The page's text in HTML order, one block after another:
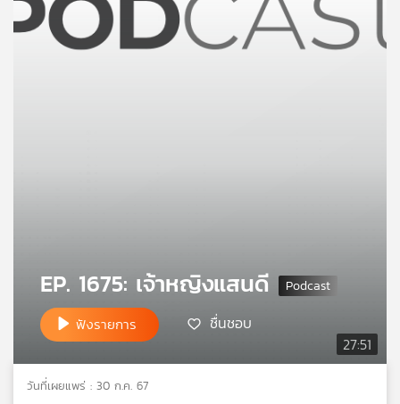
ย์
ลิ
กิจกรรม
27:51
EP. 1675: เจ้าหญิงแสนดี
ฟังรายการ ชื่นชอบ
วันที่เผยแพร่ : 30 ก.ค. 67